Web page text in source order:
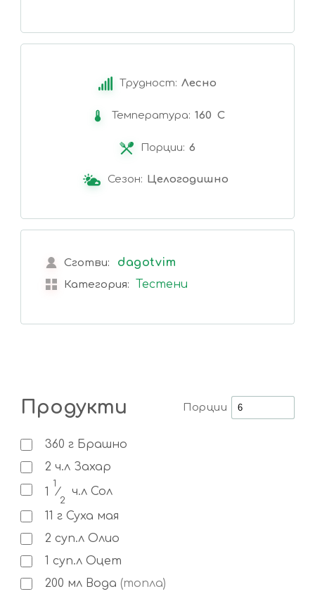
Трудност: Лесно
Температура: 160 C
Порции: 6
Сезон: Целогодишно
Сготви: dagotvim
Категория: Тестени
Продукти Порции
360 г Брашно
2 ч.л Захар
1
1
⁄
2
ч.л Сол
11 г Суха мая
2 суп.л Олио
1 суп.л Оцет
200 мл Вода (топла)